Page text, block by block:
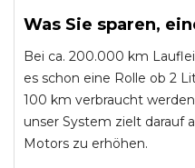
Was Sie sparen,
Bei ca. 200.000 km
es schon eine Rolle ob 2
100 km verbraucht
unser System zielt darauf
Motors zu erhöhen.